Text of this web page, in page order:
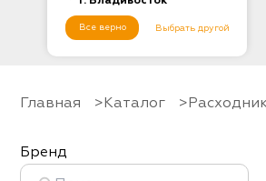
Все верно Выбрать другой
Главная Каталог
Бренд